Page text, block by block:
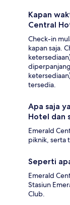
Kapan
Central
Check-in
kapan saja.
tersedia.
Apa saja
Hotel dan
Emerald
piknik, serta
Seperti
Emerald
Stasiun
Club.